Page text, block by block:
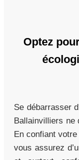
Optez
Se débarrasser
Ballainvilliers ne
En confiant
vous assurez